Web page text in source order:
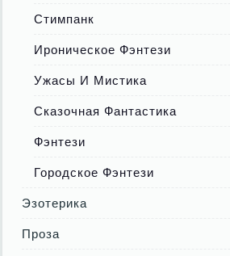
Стимпанк
Ироническое Фэнтези
Ужасы И Мистика
Сказочная Фантастика
Фэнтези
Городское Фэнтези
Эзотерика
Проза